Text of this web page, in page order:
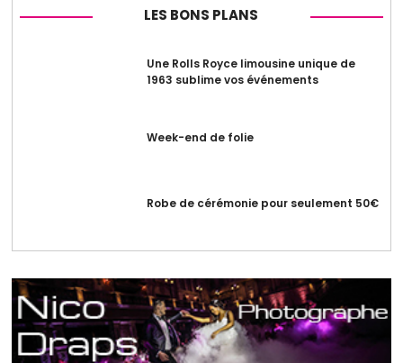
LES BONS PLANS
Une Rolls Royce limousine unique de
1963 sublime vos événements
Week-end de folie
Robe de cérémonie pour seulement 50€